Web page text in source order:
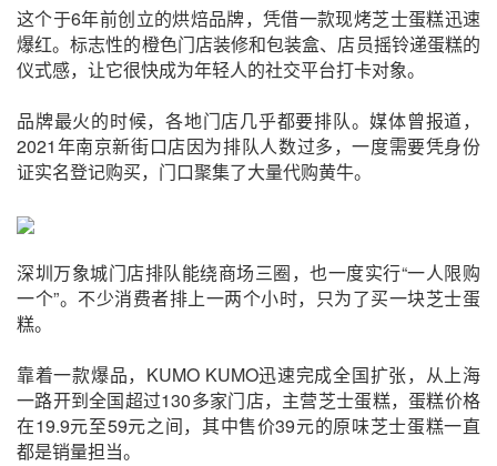
这个于6年前创立的烘焙品牌，凭借一款现烤芝士蛋糕迅速
爆红。标志性的橙色门店装修和包装盒、店员摇铃递蛋糕的
仪式感，让它很快成为年轻人的社交平台打卡对象。
品牌最火的时候，各地门店几乎都要排队。媒体曾报道，
2021年南京新街口店因为排队人数过多，一度需要凭身份
证实名登记购买，门口聚集了大量代购黄牛。
深圳万象城门店排队能绕商场三圈，也一度实行“一人限购
一个”。不少消费者排上一两个小时，只为了买一块芝士蛋
糕。
靠着一款爆品，KUMO KUMO迅速完成全国扩张，从上海
一路开到全国超过130多家门店，主营芝士蛋糕，蛋糕价格
在19.9元至59元之间，其中售价39元的原味芝士蛋糕一直
都是销量担当。